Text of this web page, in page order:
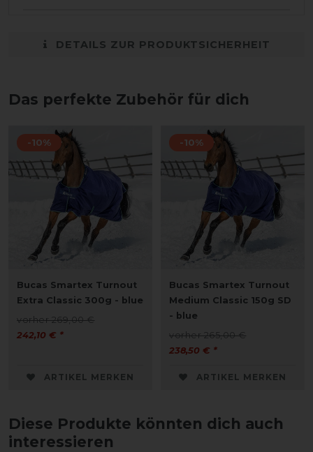
DETAILS ZUR PRODUKTSICHERHEIT
Das perfekte Zubehör für dich
-10%
Bucas Smartex Turnout
Extra Classic 300g - blue
vorher 269,00 €
242,10 € *
ARTIKEL MERKEN
-10%
Bucas Smartex Turnout
Medium Classic 150g SD
- blue
vorher 265,00 €
238,50 € *
ARTIKEL MERKEN
Diese Produkte könnten dich auch
interessieren